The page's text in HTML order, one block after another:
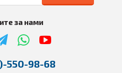
за нами
550-98-68